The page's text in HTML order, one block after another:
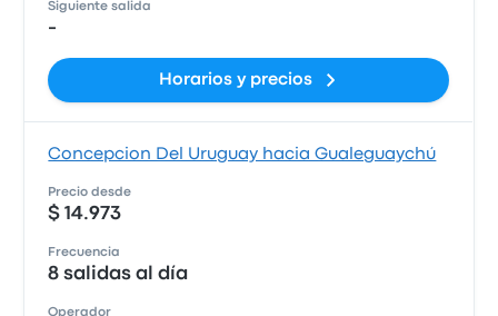
Siguiente salida
-
Horarios y precios
Concepcion Del Uruguay hacia Gualeguaychú
Precio desde
$ 14.973
Frecuencia
8 salidas al día
Operador